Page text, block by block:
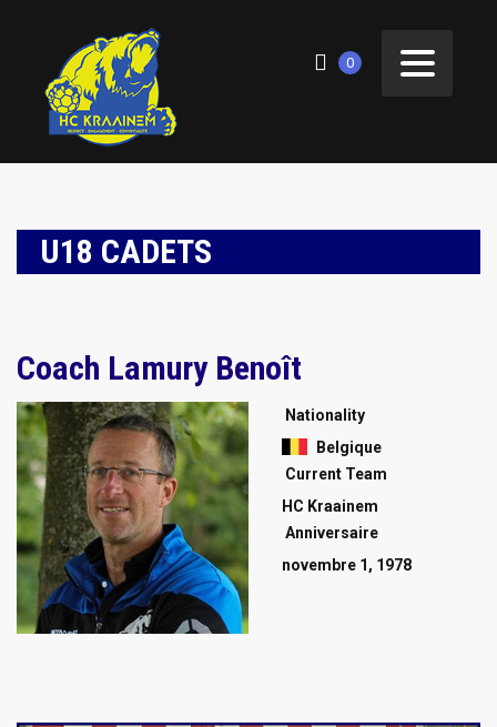
0
U18 CADETS
Coach Lamury Benoît
Nationality
Belgique
Current Team
HC Kraainem
Anniversaire
novembre 1, 1978